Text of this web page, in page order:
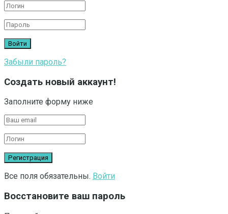
Забыли пароль?
Создать новый аккаунт!
Заполните форму ниже
Все поля обязательны. Войти
Восстановите ваш пароль